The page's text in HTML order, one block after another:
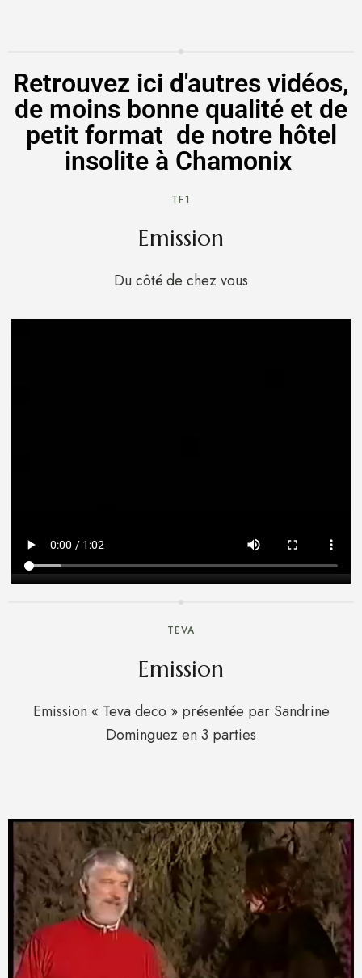
Retrouvez ici d'autres vidéos,
de moins bonne qualité et de
petit format de notre hôtel
insolite à Chamonix
TF1
Emission
Du côté de chez vous
TEVA
Emission
Emission « Teva deco » présentée par Sandrine
Dominguez en 3 parties